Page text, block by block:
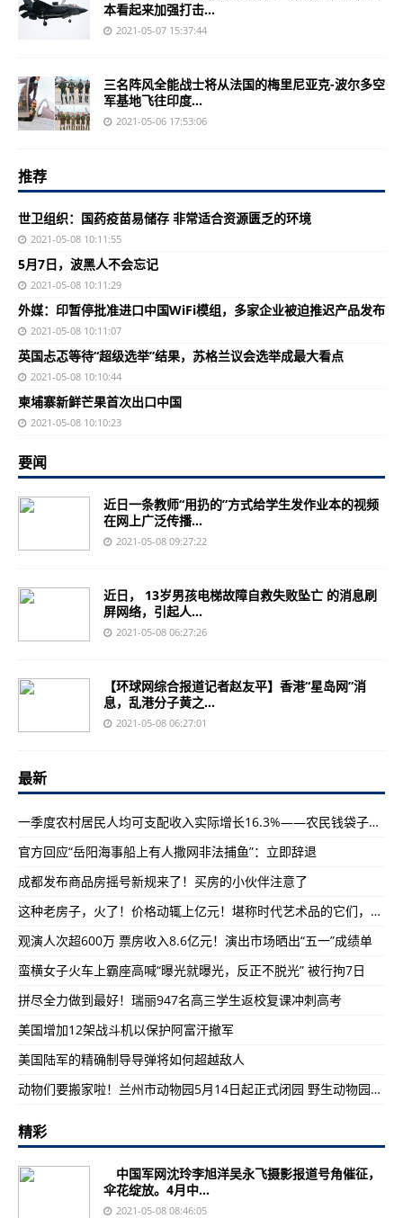
本看起来加强打击...
2021-05-07 15:37:44
三名阵风全能战士将从法国的梅里尼亚克-波尔多空
军基地飞往印度...
2021-05-06 17:53:06
推荐
世卫组织：国药疫苗易储存 非常适合资源匮乏的环境
2021-05-08 10:11:55
5月7日，波黑人不会忘记
2021-05-08 10:11:29
外媒：印暂停批准进口中国WiFi模组，多家企业被迫推迟产品发布
2021-05-08 10:11:07
英国忐忑等待“超级选举”结果，苏格兰议会选举成最大看点
2021-05-08 10:10:44
柬埔寨新鲜芒果首次出口中国
2021-05-08 10:10:23
要闻
近日一条教师“用扔的”方式给学生发作业本的视频
在网上广泛传播...
2021-05-08 09:27:22
近日， 13岁男孩电梯故障自救失败坠亡 的消息刷
屏网络，引起人...
2021-05-08 06:27:26
【环球网综合报道记者赵友平】香港“星岛网”消
息，乱港分子黄之...
2021-05-08 06:27:01
最新
一季度农村居民人均可支配收入实际增长16.3%——农民钱袋子更鼓了（“十四五”，我们这样开局起步）
官方回应“岳阳海事船上有人撒网非法捕鱼”：立即辞退
成都发布商品房摇号新规来了！买房的小伙伴注意了
这种老房子，火了！价格动辄上亿元！堪称时代艺术品的它们，还会涨价吗？
观演人次超600万 票房收入8.6亿元！演出市场晒出“五一”成绩单
蛮横女子火车上霸座高喊“曝光就曝光，反正不脱光” 被行拘7日
拼尽全力做到最好！瑞丽947名高三学生返校复课冲刺高考
美国增加12架战斗机以保护阿富汗撤军
美国陆军的精确制导导弹将如何超越敌人
动物们要搬家啦！兰州市动物园5月14日起正式闭园 野生动物园10月前开放
精彩
中国军网沈玲李旭洋吴永飞摄影报道号角催征，
伞花绽放。4月中...
2021-05-08 08:46:05